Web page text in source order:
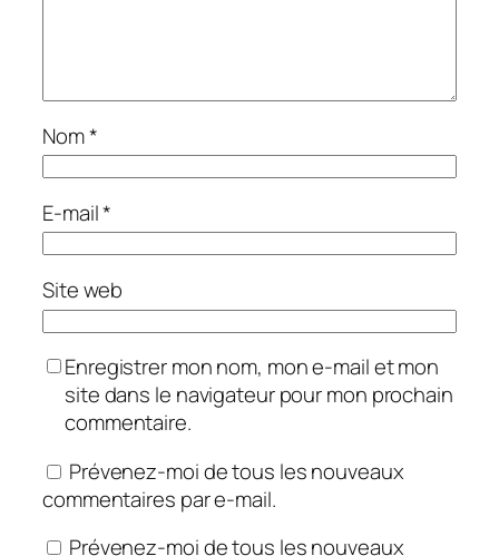
Nom*
E-mail*
Site web
Enregistrer mon nom, mon e-mail et mon
site dans le navigateur pour mon prochain
commentaire.
Prévenez-moi de tous les nouveaux
commentaires par e-mail.
Prévenez-moi de tous les nouveaux